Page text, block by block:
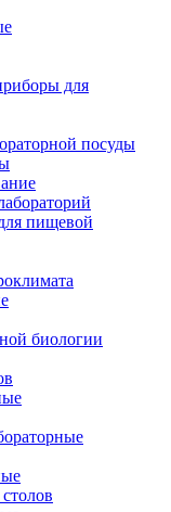
для
посуды
пищевой
биологии